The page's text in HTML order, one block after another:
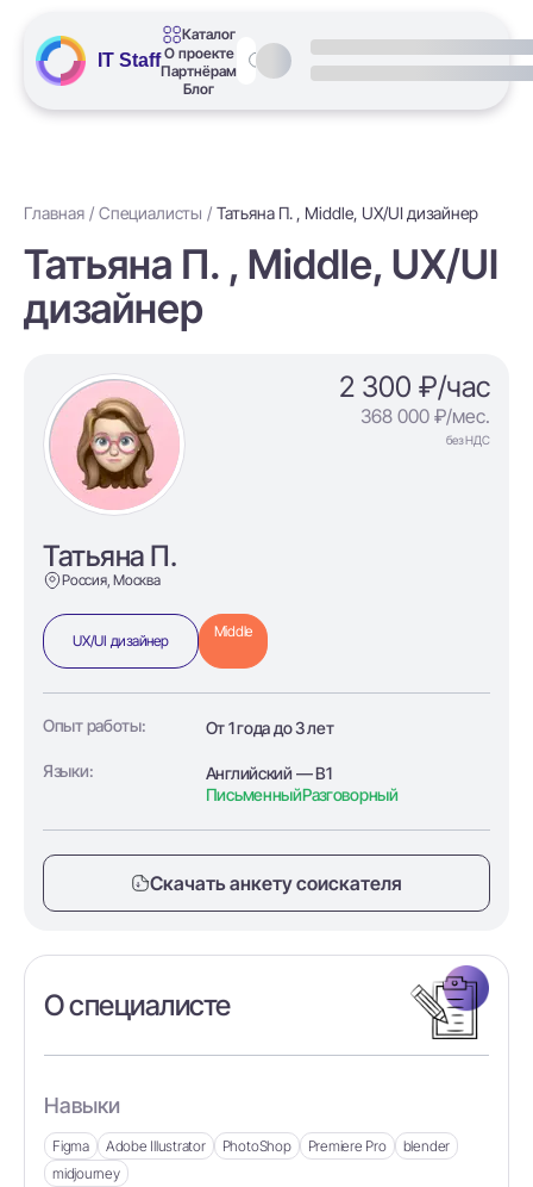
IT Staff
Каталог
О проекте
Партнёрам
Блог
Главная Специалисты Татьяна П. , Middle, UX/UI дизайнер
Татьяна П. , Middle, UX/UI
дизайнер
Татьяна П.
Россия, Москва
2 300 ₽/час
368 000 ₽/мес.
без НДС
UX/UI дизайнер
Middle
Опыт работы: От 1 года до 3 лет
Языки:
Английский — B1
ПисьменныйРазговорный
Скачать анкету соискателя
О специалисте
Навыки
Figma Adobe Illustrator PhotoShop Premiere Pro
blender
midjourney